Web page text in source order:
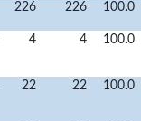
226 226 100.0
4 4 100.0
22 22 100.0